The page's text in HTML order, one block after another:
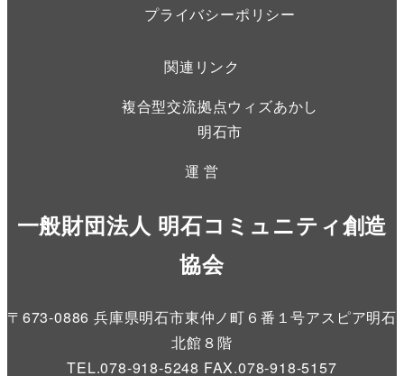
プライバシーポリシー
関連リンク
複合型交流拠点ウィズあかし
明石市
運 営
一般財団法人 明石コミュニティ創造
協会
〒673-0886 兵庫県明石市東仲ノ町６番１号アスピア明石
北館８階
TEL.078-918-5248 FAX.078-918-5157